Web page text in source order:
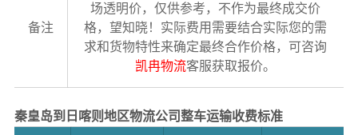
备注
场透明价，仅供参考，不作为最终成交价
格，望知晓！实际费用需要结合实际您的需
求和货物特性来确定最终合作价格，可咨询
凯冉物流客服获取报价。
秦皇岛到日喀则地区物流公司整车运输收费标准